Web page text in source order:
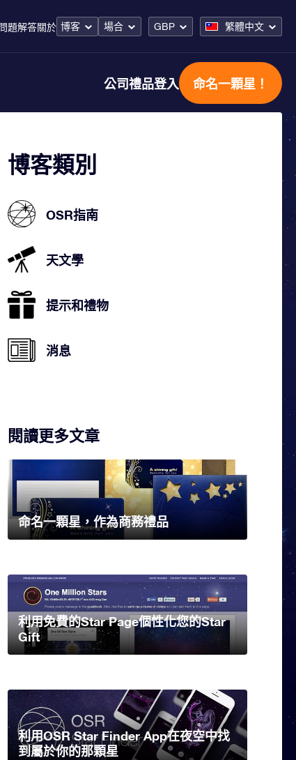
題解答關於 博客 場合 GBP 繁體中文
公司禮品登入 命名一顆星！
博客類別
OSR指南
天文學
提示和禮物
消息
閱讀更多文章
命名一顆星，作為商務禮品
利用免費的Star Page個性化您的Star
Gift
利用OSR Star Finder App在夜空中找
到屬於你的那顆星